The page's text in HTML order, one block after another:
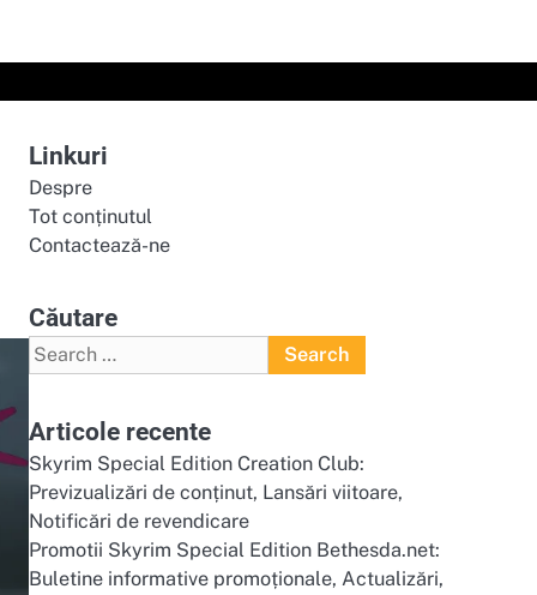
Linkuri
Despre
Tot conținutul
Contactează-ne
Căutare
Search
for:
Articole recente
Skyrim Special Edition Creation Club:
Previzualizări de conținut, Lansări viitoare,
Notificări de revendicare
Promotii Skyrim Special Edition Bethesda.net:
Buletine informative promoționale, Actualizări,